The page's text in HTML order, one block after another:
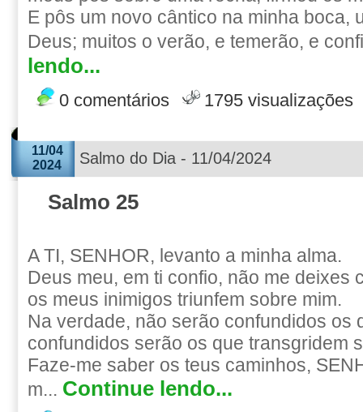
E pôs um novo cântico na minha boca,
Deus; muitos o verão, e temerão, e
lendo...
0 comentários 1795 visualizações
11/04
2024
Salmo do Dia - 11/04/2024
Salmo 25
A TI, SENHOR, levanto a minha alma.
Deus meu, em ti confio, não me deixes
os meus inimigos triunfem sobre mim.
Na verdade, não serão confundidos os
confundidos serão os que transgridem
Faze-me saber os teus caminhos,
m... Continue lendo...